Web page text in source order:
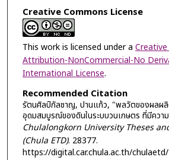
Creative Commons License
This work is licensed under a
Attribution-NonCommercial-No
International License.
Recommended Citation
รัตนศิลป์กัลชาญ, ปานแก้ว, "พลวัตของผลผลิ
อุดมสมบูรณ์ของดินในระบบวนเกษตร ที่มีควา
Chulalongkorn University Theses
(Chula ETD). 28377.
https://digital.car.chula.ac.th/